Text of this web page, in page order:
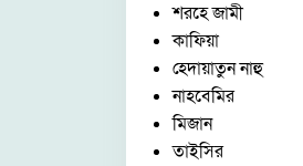
শরহে জামী
কাফিয়া
হেদায়াতুন নাহু
নাহবেমির
মিজান
তাইসির